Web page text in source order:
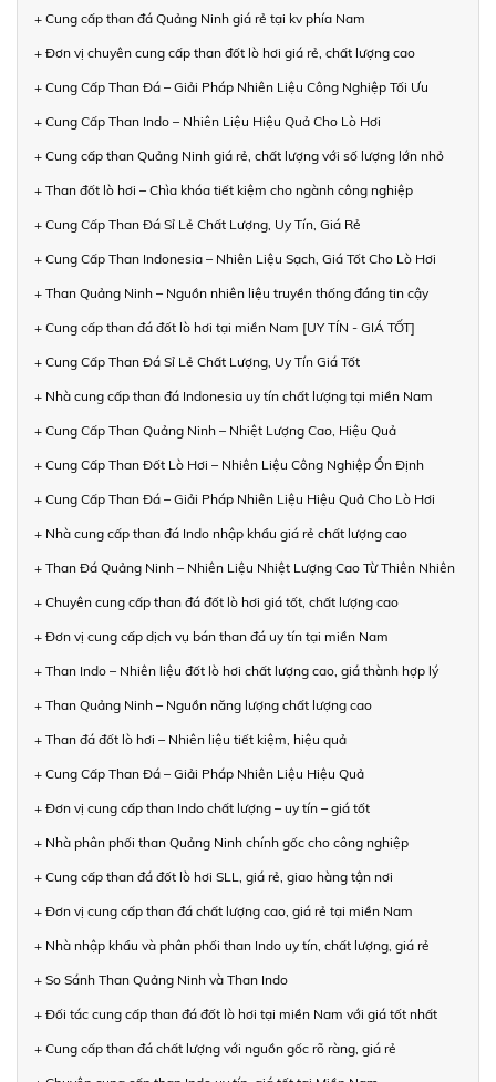
+ Cung cấp than đá Quảng Ninh giá rẻ tại kv phía Nam
+ Đơn vị chuyên cung cấp than đốt lò hơi giá rẻ, chất lượng cao
+ Cung Cấp Than Đá – Giải Pháp Nhiên Liệu Công Nghiệp Tối Ưu
+ Cung Cấp Than Indo – Nhiên Liệu Hiệu Quả Cho Lò Hơi
+ Cung cấp than Quảng Ninh giá rẻ, chất lượng với số lượng lớn nhỏ
+ Than đốt lò hơi – Chìa khóa tiết kiệm cho ngành công nghiệp
+ Cung Cấp Than Đá Sỉ Lẻ Chất Lượng, Uy Tín, Giá Rẻ
+ Cung Cấp Than Indonesia – Nhiên Liệu Sạch, Giá Tốt Cho Lò Hơi
+ Than Quảng Ninh – Nguồn nhiên liệu truyền thống đáng tin cậy
+ Cung cấp than đá đốt lò hơi tại miền Nam [UY TÍN - GIÁ TỐT]
+ Cung Cấp Than Đá Sỉ Lẻ Chất Lượng, Uy Tín Giá Tốt
+ Nhà cung cấp than đá Indonesia uy tín chất lượng tại miền Nam
+ Cung Cấp Than Quảng Ninh – Nhiệt Lượng Cao, Hiệu Quả
+ Cung Cấp Than Đốt Lò Hơi – Nhiên Liệu Công Nghiệp Ổn Định
+ Cung Cấp Than Đá – Giải Pháp Nhiên Liệu Hiệu Quả Cho Lò Hơi
+ Nhà cung cấp than đá Indo nhập khẩu giá rẻ chất lượng cao
+ Than Đá Quảng Ninh – Nhiên Liệu Nhiệt Lượng Cao Từ Thiên Nhiên
+ Chuyên cung cấp than đá đốt lò hơi giá tốt, chất lượng cao
+ Đơn vị cung cấp dịch vụ bán than đá uy tín tại miền Nam
+ Than Indo – Nhiên liệu đốt lò hơi chất lượng cao, giá thành hợp lý
+ Than Quảng Ninh – Nguồn năng lượng chất lượng cao
+ Than đá đốt lò hơi – Nhiên liệu tiết kiệm, hiệu quả
+ Cung Cấp Than Đá – Giải Pháp Nhiên Liệu Hiệu Quả
+ Đơn vị cung cấp than Indo chất lượng – uy tín – giá tốt
+ Nhà phân phối than Quảng Ninh chính gốc cho công nghiệp
+ Cung cấp than đá đốt lò hơi SLL, giá rẻ, giao hàng tận nơi
+ Đơn vị cung cấp than đá chất lượng cao, giá rẻ tại miền Nam
+ Nhà nhập khẩu và phân phối than Indo uy tín, chất lượng, giá rẻ
+ So Sánh Than Quảng Ninh và Than Indo
+ Đối tác cung cấp than đá đốt lò hơi tại miền Nam với giá tốt nhất
+ Cung cấp than đá chất lượng với nguồn gốc rõ ràng, giá rẻ